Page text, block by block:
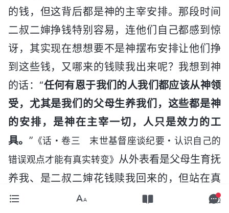
的钱，但这背后都是神的主宰安排。那段时间
二叔二婶挣钱特别容易，连他们自己都感到惊
讶，其实现在想想要不是神摆布安排让他们挣
到这些钱，又哪来的钱赎我出来呢？我想到神
的话：“任何有恩于我们的人我们都应该从神领
受，尤其是我们的父母生养我们，这些都是神
的安排，是神在主宰一切，人只是效力的工
具。 ” 《话・卷三 末世基督座谈纪要・认识自己的
错误观点才能有真实转变》 从外表看是父母生育抚
养我、是二叔二婶花钱赎我回来的，但站在真
理的角度来看，这些都是神主宰安排的。父母